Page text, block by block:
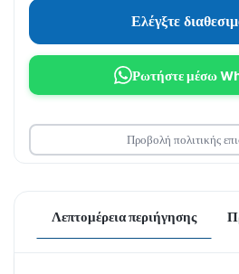
Ελέγξτε
Ρωτήστε μέσω
Προβολή πολιτικής
Λεπτομέρεια περιήγησης